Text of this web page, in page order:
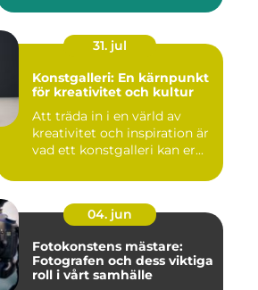
31. jul
Konstgalleri: En kärnpunkt
för kreativitet och kultur
Att träda in i en värld av
kreativitet och inspiration är
vad ett konstgalleri kan er...
04. jun
Fotokonstens mästare:
Fotografen och dess viktiga
roll i vårt samhälle